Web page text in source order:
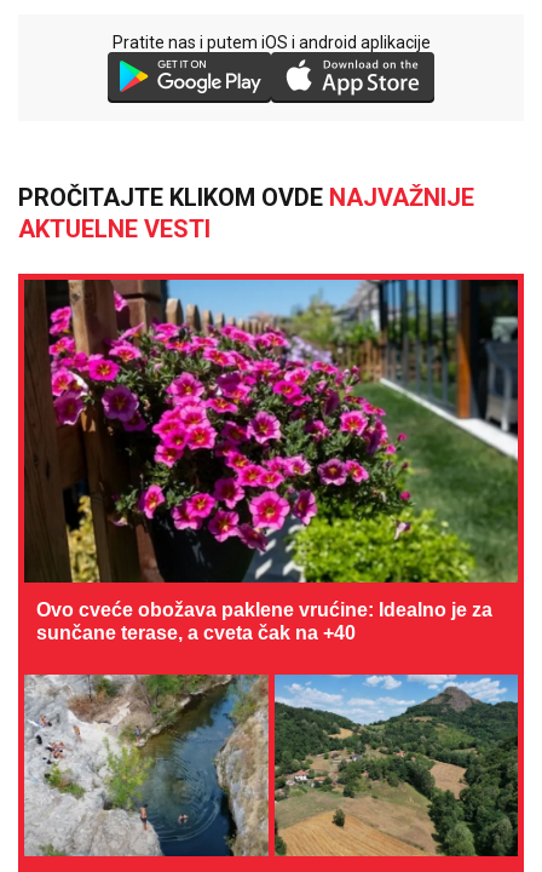
Pratite nas i putem iOS i android aplikacije
PROČITAJTE KLIKOM OVDE NAJVAŽNIJE
AKTUELNE VESTI
Ovo cveće obožava paklene vrućine: Idealno je za
sunčane terase, a cveta čak na +40